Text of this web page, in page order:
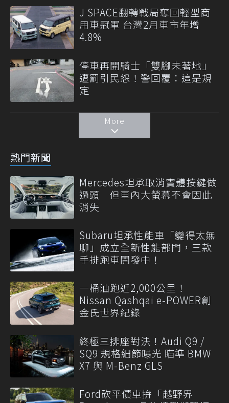
J SPACE翻轉戰局奪回輕型商
用車冠軍 台灣2月車市年增
4.8%
停車再開騎士「雙腳未著地」
遭罰引民怨！警回覆：這是規
定
More
熱門新聞
Mercedes坦承取消實體按鍵做
過頭 但車內大螢幕不會因此
消失
Subaru坦承性能車「變得太無
聊」成立全新性能部門，三款
手排跑車開發中！
一桶油跑近2,000公里！
Nissan Qashqai e-POWER創
金氏世界紀錄
終極三排座對決！Audi Q9 /
SQ9 規格細節曝光 瞄準 BMW
X7 與 M-Benz GLS
Ford砍平價車拚「越野界